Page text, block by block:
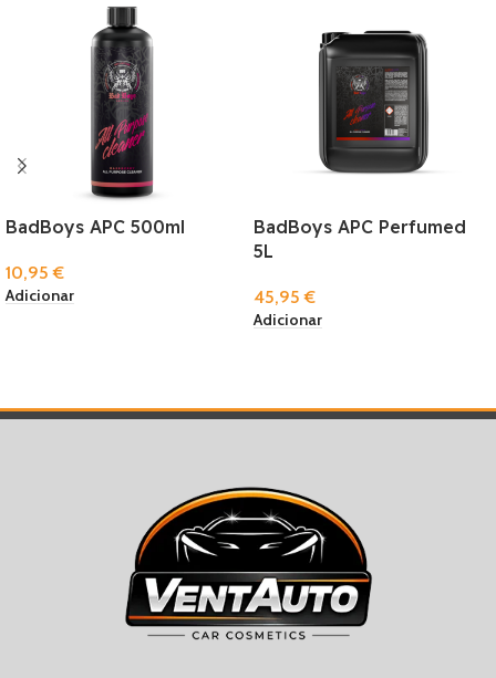
BadBoys APC 500ml
10,95€
Adicionar
BadBoys APC Perfumed
5L
45,95€
Adicionar